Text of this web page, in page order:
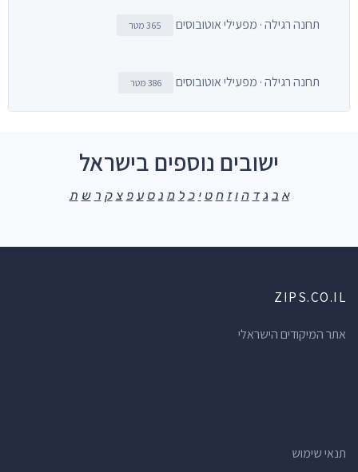
תחנה רגילה · מפעילי אוטובוסים 365 מטר
תחנה רגילה · מפעילי אוטובוסים 386 מטר
ישובים נוספים בישראל
א ב ג ד ה ו ז ח ט י כ ל מ נ ס ע פ צ ק ר ש ת
ZIPS.CO.IL
אתר המיקודים הישראלי
תנאי שימוש